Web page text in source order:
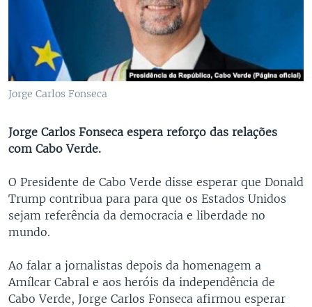
Jorge Carlos Fonseca
Jorge Carlos Fonseca espera reforço das relações
com Cabo Verde.
O Presidente de Cabo Verde disse esperar que Donald
Trump contribua para para que os Estados Unidos
sejam referência da democracia e liberdade no
mundo.
Ao falar a jornalistas depois da homenagem a
Amílcar Cabral e aos heróis da independência de
Cabo Verde, Jorge Carlos Fonseca afirmou esperar